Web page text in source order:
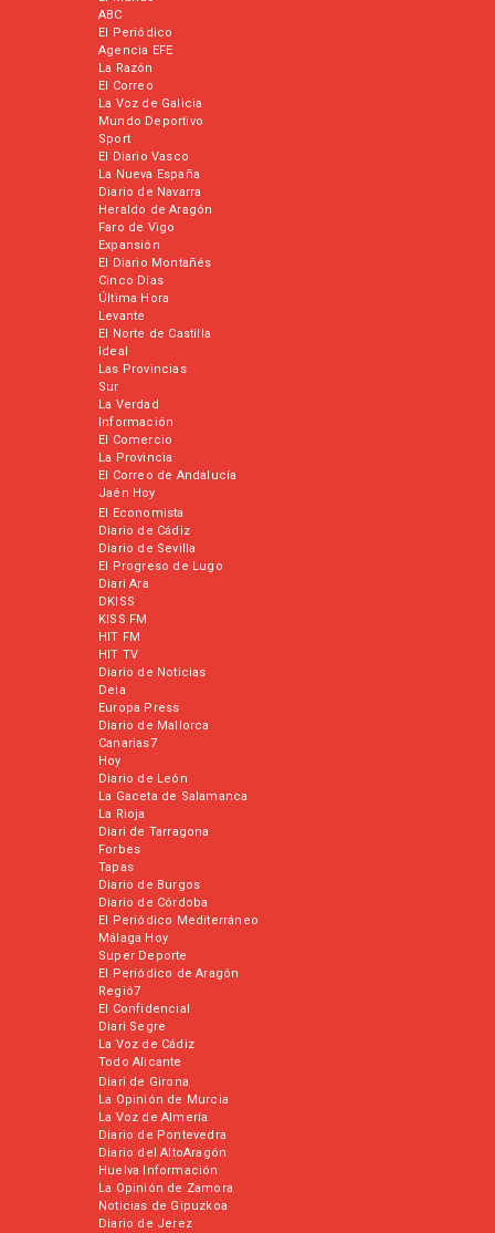
ABC
El Periódico
Agencia EFE
La Razón
El Correo
La Voz de Galicia
Mundo Deportivo
Sport
El Diario Vasco
La Nueva España
Diario de Navarra
Heraldo de Aragón
Faro de Vigo
Expansión
El Diario Montañés
Cinco Días
Última Hora
Levante
El Norte de Castilla
Ideal
Las Provincias
Sur
La Verdad
Información
El Comercio
La Provincia
El Correo de Andalucía
Jaén Hoy
El Economista
Diario de Cádiz
Diario de Sevilla
El Progreso de Lugo
Diari Ara
DKISS
KISS FM
HIT FM
HIT TV
Diario de Noticias
Deia
Europa Press
Diario de Mallorca
Canarias7
Hoy
Diario de León
La Gaceta de Salamanca
La Rioja
Diari de Tarragona
Forbes
Tapas
Diario de Burgos
Diario de Córdoba
El Periódico Mediterráneo
Málaga Hoy
Super Deporte
El Periódico de Aragón
Regió7
El Confidencial
Diari Segre
La Voz de Cádiz
Todo Alicante
Diari de Girona
La Opinión de Murcia
La Voz de Almería
Diario de Pontevedra
Diario del AltoAragón
Huelva Información
La Opinión de Zamora
Noticias de Gipuzkoa
Diario de Jerez